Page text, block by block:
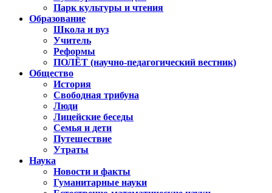
Парк культуры и чтения
Образование
Школа и вуз
Учитель
Реформы
ПОЛЁТ (научно-педагогический вестник)
Общество
История
Свободная трибуна
Люди
Лицейские беседы
Семья и дети
Путешествие
Утраты
Наука
Новости и факты
Гуманитарные науки